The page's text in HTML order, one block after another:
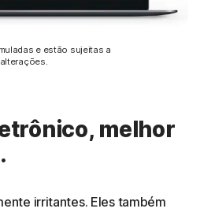
e estão sujeitas a
alterações.
melhor
irritantes. Eles também